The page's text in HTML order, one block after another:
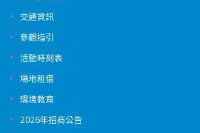
交通資訊
參觀指引
活動時刻表
場地租借
環境教育
2026年招商公告